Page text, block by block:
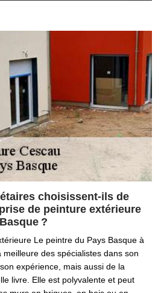
choisissent-ils de
de peinture extérieure
?
Le peintre du Pays Basque à
des spécialistes dans son
expérience, mais aussi de la
livre. Elle est polyvalente et peut